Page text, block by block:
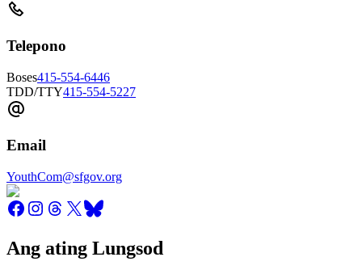
Telepono
Boses415-554-6446
TDD/TTY415-554-5227
Email
YouthCom@sfgov.org
Ang ating Lungsod